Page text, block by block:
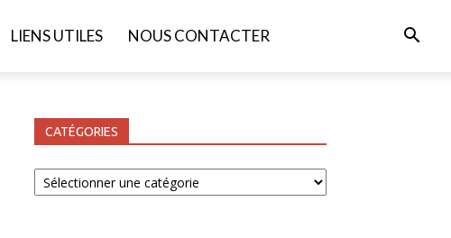
LIENS UTILES NOUS CONTACTER
CATÉGORIES
Catégories